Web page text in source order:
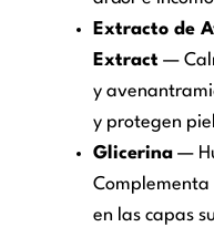
Extracto de
Extract —
y
y protegen
Glicerina —
Complementa
en las capas